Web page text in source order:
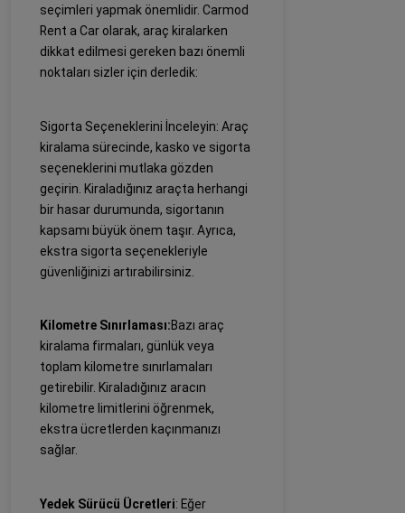
seçimleri yapmak önemlidir. Carmod
Rent a Car olarak, araç kiralarken
dikkat edilmesi gereken bazı önemli
noktaları sizler için derledik:
Sigorta Seçeneklerini İnceleyin: Araç
kiralama sürecinde, kasko ve sigorta
seçeneklerini mutlaka gözden
geçirin. Kiraladığınız araçta herhangi
bir hasar durumunda, sigortanın
kapsamı büyük önem taşır. Ayrıca,
ekstra sigorta seçenekleriyle
güvenliğinizi artırabilirsiniz.
Kilometre Sınırlaması:Bazı araç
kiralama firmaları, günlük veya
toplam kilometre sınırlamaları
getirebilir. Kiraladığınız aracın
kilometre limitlerini öğrenmek,
ekstra ücretlerden kaçınmanızı
sağlar.
Yedek Sürücü Ücretleri: Eğer